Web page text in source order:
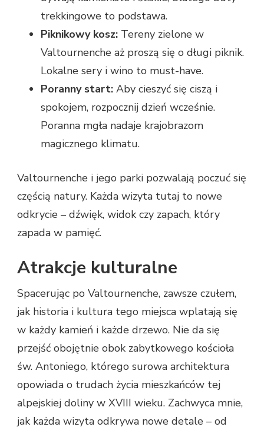
trekkingowe to podstawa.
Piknikowy kosz: Tereny zielone w
Valtournenche aż proszą się o długi piknik.
Lokalne sery i wino to must-have.
Poranny start: Aby cieszyć się ciszą i
spokojem, rozpocznij dzień wcześnie.
Poranna mgła nadaje krajobrazom
magicznego klimatu.
Valtournenche i jego parki pozwalają poczuć się
częścią natury. Każda wizyta tutaj to nowe
odkrycie – dźwięk, widok czy zapach, który
zapada w pamięć.
Atrakcje kulturalne
Spacerując po Valtournenche, zawsze czułem,
jak historia i kultura tego miejsca wplatają się
w każdy kamień i każde drzewo. Nie da się
przejść obojętnie obok zabytkowego kościoła
św. Antoniego, którego surowa architektura
opowiada o trudach życia mieszkańców tej
alpejskiej doliny w XVIII wieku. Zachwyca mnie,
jak każda wizyta odkrywa nowe detale – od